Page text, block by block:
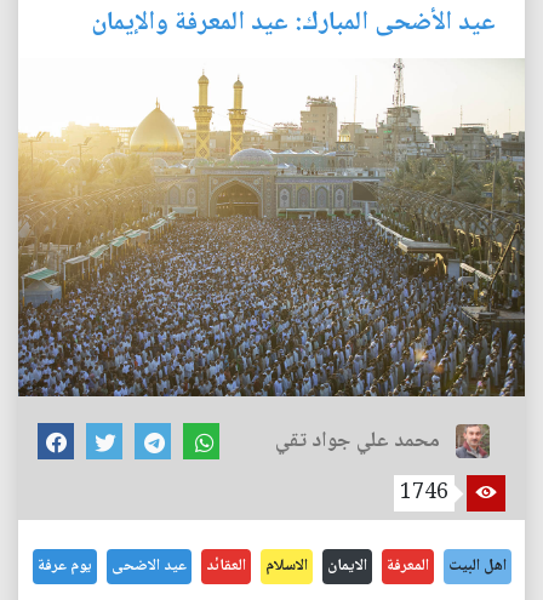
عيد الأضحى المبارك: عيد المعرفة والإيمان
محمد علي جواد تقي
1746
اهل البيت المعرفة الايمان الاسلام العقائد عيد الاضحى يوم عرفة